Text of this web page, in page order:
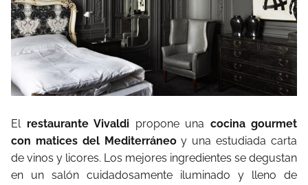
El restaurante Vivaldi propone una cocina gourmet
con matices del Mediterráneoy una estudiada carta
de vinos y licores. Los mejores ingredientes se degustan
en un salón cuidadosamente iluminado y lleno de